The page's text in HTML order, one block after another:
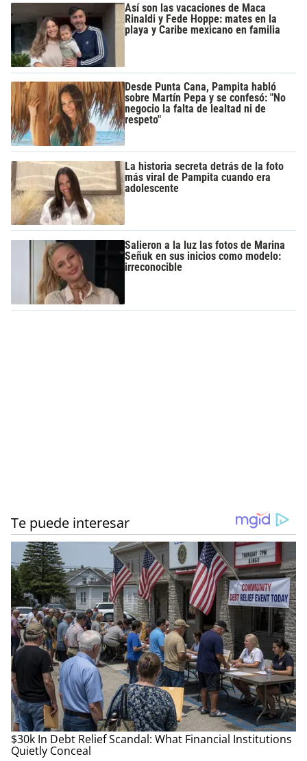
Así son las vacaciones de Maca
Rinaldi y Fede Hoppe: mates en la
playa y Caribe mexicano en familia
Desde Punta Cana, Pampita habló
sobre Martín Pepa y se confesó: "No
negocio la falta de lealtad ni de
respeto"
La historia secreta detrás de la foto
más viral de Pampita cuando era
adolescente
Salieron a la luz las fotos de Marina
Señuk en sus inicios como modelo:
irreconocible